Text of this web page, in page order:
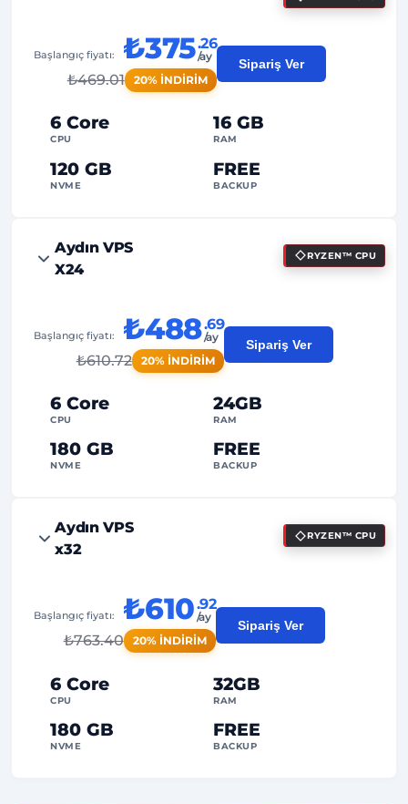
6 Core
CPU
16 GB
RAM
120 GB
NVME
FREE
BACKUP
Başlangıç fiyatı: ₺375.26
/ay
₺469.01 20% İNDİRİM
Sipariş Ver
99%
2Yedekleme Noktası
24/7Uzman Destek
ÖzelIP Adresi
Aydın VPS
X24
RYZEN™ CPU
6 Core
CPU
24GB
RAM
180 GB
NVME
FREE
BACKUP
Başlangıç fiyatı: ₺488.69
/ay
₺610.72 20% İNDİRİM
Sipariş Ver
99%
2Yedekleme Noktası
24/7Uzman Destek
ÖzelIP Adresi
Aydın VPS
x32
RYZEN™ CPU
6 Core
CPU
32GB
RAM
180 GB
NVME
FREE
BACKUP
Başlangıç fiyatı: ₺610.92
/ay
₺763.40 20% İNDİRİM
Sipariş Ver